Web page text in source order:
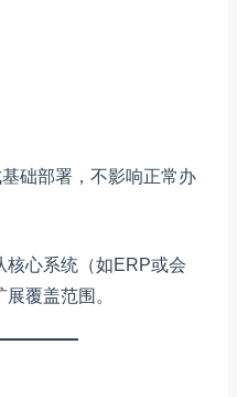
础部署，不影响正常办
核心系统（如ERP或会
覆盖范围。